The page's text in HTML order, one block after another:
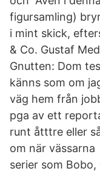
figursamling)
i mint skick,
& Co. Gustaf
Gnutten: Dom
känns som om
väg hem från
pga av ett
runt åtttre eller
om när
serier som